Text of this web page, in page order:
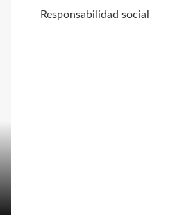
Responsabilidad social